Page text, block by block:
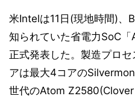
米Intelは11日(現地時間)、
知られていた省電力SoC
正式発表した。製造プロ
アは最大4コアの
世代のAtom Z2580(Clover